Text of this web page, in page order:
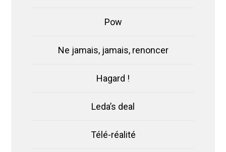
Pow
Ne jamais, jamais, renoncer
Hagard !
Leda’s deal
Télé-réalité